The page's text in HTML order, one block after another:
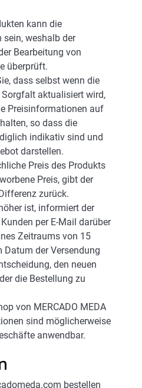
kann die
weshalb der
Bearbeitung von
überprüft.
dass selbst wenn die
aktualisiert wird,
Preisinformationen auf
so dass die
indikativ sind und
darstellen.
Preis des Produkts
Preis, gibt der
zurück.
ist, informiert der
per E-Mail darüber
Zeitraums von 15
Datum der Versendung
den neuen
die Bestellung zu
von MERCADO MEDA
sind möglicherweise
anwendbar.
bestellen